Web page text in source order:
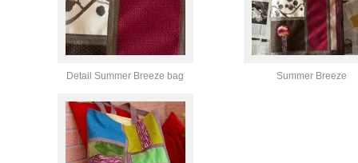
Detail Summer Breeze bag Summer Breeze